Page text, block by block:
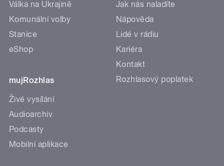
Válka na Ukrajině
Komunální volby
Stanice
eShop
mujRozhlas
Živé vysílání
Audioarchiv
Podcasty
Mobilní aplikace
Jak nás naladíte
Nápověda
Lidé v rádiu
Kariéra
Kontakt
Rozhlasový poplatek